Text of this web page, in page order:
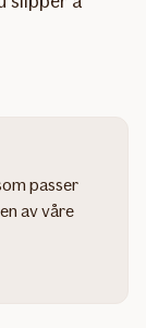
passer
av våre